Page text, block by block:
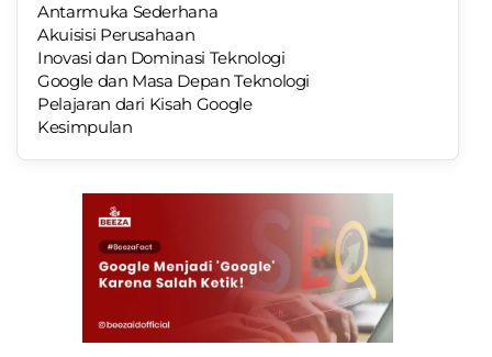
Antarmuka Sederhana
Akuisisi Perusahaan
Inovasi dan Dominasi Teknologi
Google dan Masa Depan Teknologi
Pelajaran dari Kisah Google
Kesimpulan